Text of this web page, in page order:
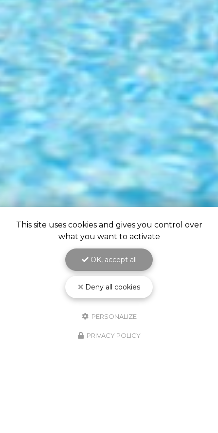
This site uses cookies and gives you control over
what you want to activate
OK, accept all
Deny all cookies
PERSONALIZE
PRIVACY POLICY